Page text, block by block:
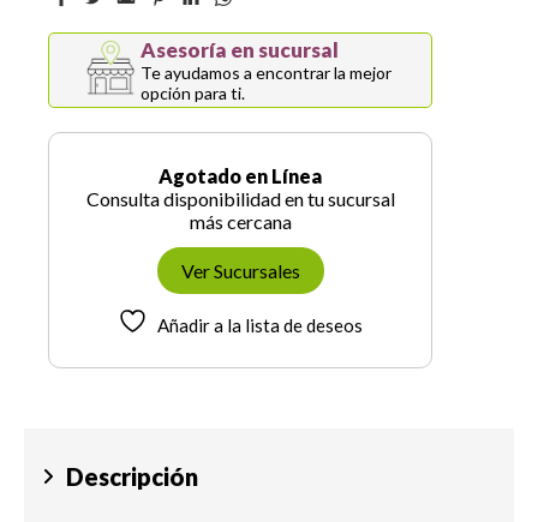
Asesoría en sucursal
Te ayudamos a encontrar la mejor
opción para ti.
Agotado en Línea
Consulta disponibilidad en tu sucursal
más cercana
Ver Sucursales
Añadir a la lista de deseos
Descripción